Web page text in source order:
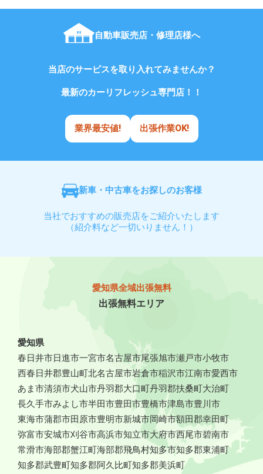
自動車販売店・修理店様へ
当店のサービスを取り入れてみませんか？
最新のカーリフレッシュ専門店！！
業界最安値! 出張作業OK!
新車・中古車をお探しのお客様
当社でおすすめの販売店をご紹介いたします
（紹介料など一切いりません！）
愛知県全域出張無料
出張無料エリア
愛知県
春日井市日進市一宮市名古屋市尾張旭市瀬戸市小牧市
西春日井郡豊山町北名古屋市岩倉市稲沢市江南市愛西市
あま市清須市犬山市丹羽郡大口町丹羽郡扶桑町大治町
長久手市みよし市半田市豊田市豊橋市津島市豊川市
東海市蒲郡市田原市豊明市新城市岡崎市額田郡幸田町
弥富市安城市刈谷市高浜市知立市大府市西尾市碧南市
常滑市海部郡蟹江町海部郡飛鳥村知多市知多郡東浦町
知多郡武豊町知多郡阿久比町知多郡美浜町